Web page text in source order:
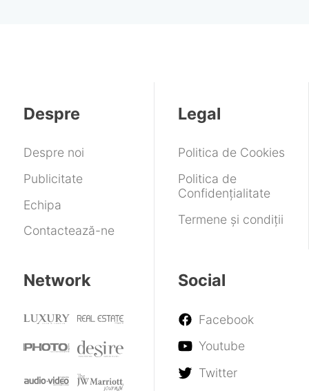
Despre
Despre noi
Publicitate
Echipa
Contactează-ne
Legal
Politica de Cookies
Politica de
Confidențialitate
Termene și condiții
Network Social
Facebook
Youtube
Twitter